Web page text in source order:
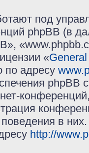
под
phpBB (в
«
по адресу
phpBB
в
http://